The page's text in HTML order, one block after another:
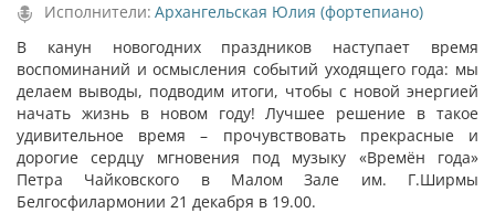
Исполнители: Архангельская Юлия (фортепиано)
В канун новогодних праздников наступает время
воспоминаний и осмысления событий уходящего года: мы
делаем выводы, подводим итоги, чтобы с новой энергией
начать жизнь в новом году! Лучшее решение в такое
удивительное время – прочувствовать прекрасные и
дорогие сердцу мгновения под музыку «Времён года»
Петра Чайковского в Малом Зале им. Г.Ширмы
Белгосфилармонии 21 декабря в 19.00.